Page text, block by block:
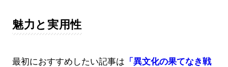
魅力と実用性
最初におすすめしたい記事は 「異文化の果てなき戦